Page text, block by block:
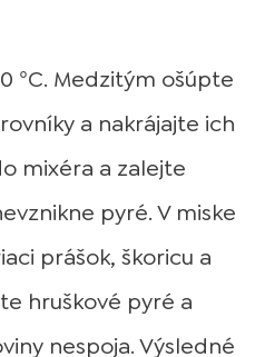
°C. Medzitým ošúpte
a nakrájajte ich
mixéra a zalejte
pyré. V miske
prášok, škoricu a
hruškové pyré a
nespoja. Výsledné